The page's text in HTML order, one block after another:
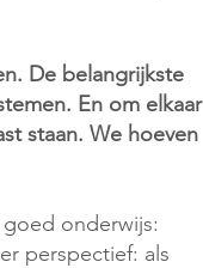
De belangrijkste
En om elkaar
staan. We hoeven
onderwijs:
perspectief: als